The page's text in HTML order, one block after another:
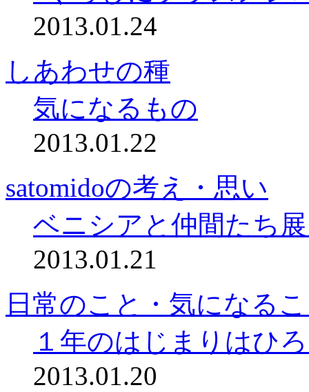
2013.01.24
しあわせの種
気になるもの
2013.01.22
satomidoの考え・思い
ベニシアと仲間たち
2013.01.21
日常のこと・気になる
１年のはじまりはひ
2013.01.20